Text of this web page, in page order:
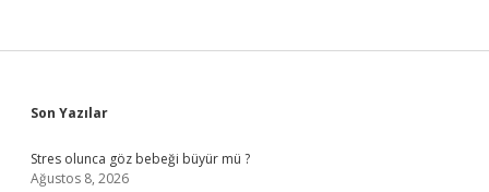
Sidebar
Son Yazılar
Stres olunca göz bebeği büyür mü ?
Ağustos 8, 2026